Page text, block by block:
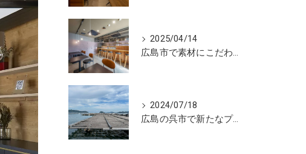
2025/04/14
広島市で素材にこだわった魅力的なおにぎり屋さんの設計。店舗設計、店舗デザインはasazu design office
2024/07/18
広島の呉市で新たなプロジェクトの現調